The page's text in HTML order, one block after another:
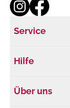
Service
Hilfe
Über uns